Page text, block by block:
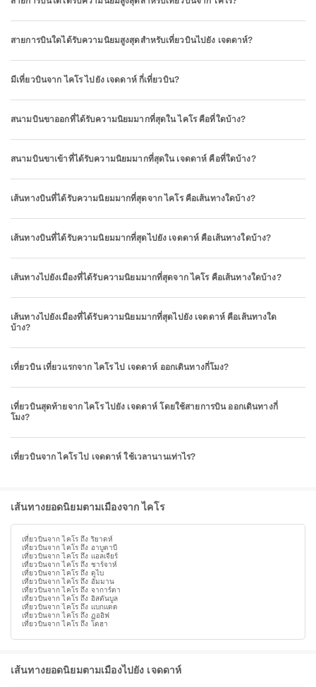
สายการบินใดได้รับความนิยมสูงสุดสำหรับเที่ยวบินไปยัง เจดดาห์?
มีเที่ยวบินจาก ไคโร ไปยัง เจดดาห์ กี่เที่ยวบิน?
สนามบินขาออกที่ได้รับความนิยมมากที่สุดใน ไคโร คือที่ใดบ้าง?
สนามบินขาเข้าที่ได้รับความนิยมมากที่สุดใน เจดดาห์ คือที่ใดบ้าง?
เส้นทางบินที่ได้รับความนิยมมากที่สุดจาก ไคโร คือเส้นทางใดบ้าง?
เส้นทางบินที่ได้รับความนิยมมากที่สุดไปยัง เจดดาห์ คือเส้นทางใดบ้าง?
เส้นทางไปยังเมืองที่ได้รับความนิยมมากที่สุดจาก ไคโร คือเส้นทางใดบ้าง?
เส้นทางไปยังเมืองที่ได้รับความนิยมมากที่สุดไปยัง เจดดาห์ คือเส้นทางใด
บ้าง?
เที่ยวบิน เที่ยวแรกจาก ไคโร ไป เจดดาห์ ออกเดินทางกี่โมง?
เที่ยวบินสุดท้ายจาก ไคโร ไปยัง เจดดาห์ โดยใช้สายการบิน ออกเดินทางกี่
โมง?
เที่ยวบินจาก ไคโร ไป เจดดาห์ ใช้เวลานานเท่าไร?
เส้นทางยอดนิยมตามเมืองจาก ไคโร
เที่ยวบินจาก ไคโร ถึง ริยาดห์
เที่ยวบินจาก ไคโร ถึง อาบูดาบี
เที่ยวบินจาก ไคโร ถึง แอลเจียร์
เที่ยวบินจาก ไคโร ถึง ชาร์จาห์
เที่ยวบินจาก ไคโร ถึง ดูไบ
เที่ยวบินจาก ไคโร ถึง อัมมาน
เที่ยวบินจาก ไคโร ถึง จาการ์ตา
เที่ยวบินจาก ไคโร ถึง อิสตันบูล
เที่ยวบินจาก ไคโร ถึง แบกแดด
เที่ยวบินจาก ไคโร ถึง ฏออิฟ
เที่ยวบินจาก ไคโร ถึง โดฮา
เส้นทางยอดนิยมตามเมืองไปยัง เจดดาห์